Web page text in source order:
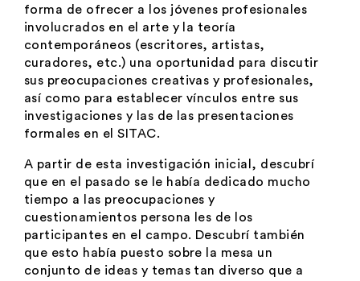
forma de ofrecer a los jóvenes profesionales
involucrados en el arte y la teoría
contemporáneos (escritores, artistas,
curadores, etc.) una oportunidad para discutir
sus preocupaciones creativas y profesionales,
así como para establecer vínculos entre sus
investigaciones y las de las presentaciones
formales en el SITAC.
A partir de esta investigación inicial, descubrí
que en el pasado se le había dedicado mucho
tiempo a las preocupaciones y
cuestionamientos persona les de los
participantes en el campo. Descubrí también
que esto había puesto sobre la mesa un
conjunto de ideas y temas tan diverso que a